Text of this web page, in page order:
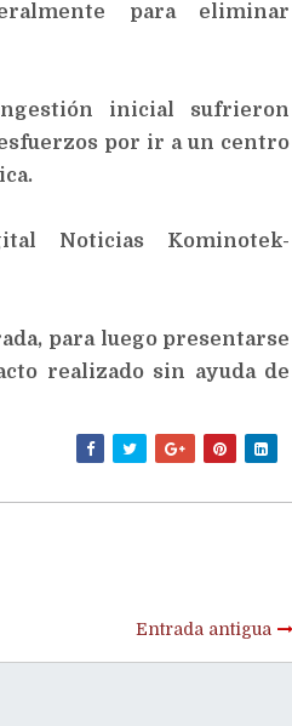
para eliminar
inicial sufrieron
por ir a un centro
Noticias Kominotek-
para luego presentarse
realizado sin ayuda de
Entrada antigua